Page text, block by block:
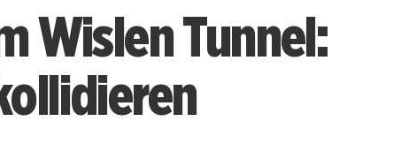
Wislen Tunnel: